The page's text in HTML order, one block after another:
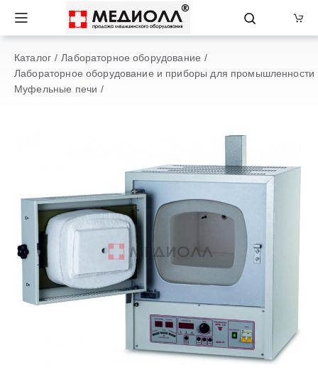
Каталог
Лабораторное оборудование
Лабораторное оборудование и приборы для промышленности
Муфельные печи